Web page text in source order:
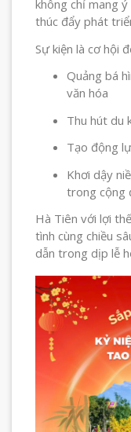
không chỉ mang
thúc đẩy phát
Sự kiện là cơ hội
Quảng bá
văn hóa
Thu hút du
Tạo động
Khơi dậy
trong cộng
Hà Tiên với lợi
tình cùng chiều
dẫn trong dịp lễ